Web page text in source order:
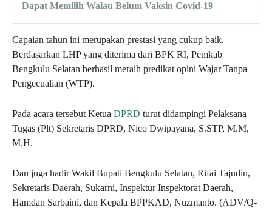
Dapat Memilih Walau Belum Vaksin Covid-19
Capaian tahun ini merupakan prestasi yang cukup baik.
Berdasarkan LHP yang diterima dari BPK RI, Pemkab
Bengkulu Selatan berhasil meraih predikat opini Wajar Tanpa
Pengecualian (WTP).
Pada acara tersebut Ketua DPRD turut didampingi Pelaksana
Tugas (Plt) Sekretaris DPRD, Nico Dwipayana, S.STP, M.M,
M.H.
Dan juga hadir Wakil Bupati Bengkulu Selatan, Rifai Tajudin,
Sekretaris Daerah, Sukarni, Inspektur Inspektorat Daerah,
Hamdan Sarbaini, dan Kepala BPPKAD, Nuzmanto. (ADV/Q-